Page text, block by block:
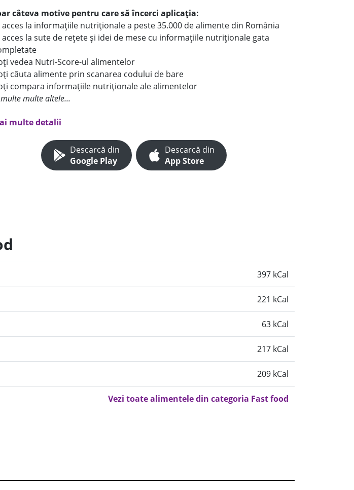
câteva motive pentru care să încerci aplicația:
acces la informațiile nutriționale a peste 35.000 de alimente din România
acces la sute de rețete și idei de mese cu informațiile nutriționale gata
vedea Nutri-Score-ul alimentelor
căuta alimente prin scanarea codului de bare
compara informațiile nutriționale ale alimentelor
multe altele...
multe detalii
Descarcă din
Google Play
Descarcă din
App Store
397 kCal
221 kCal
63 kCal
217 kCal
209 kCal
Vezi toate alimentele din categoria Fast food